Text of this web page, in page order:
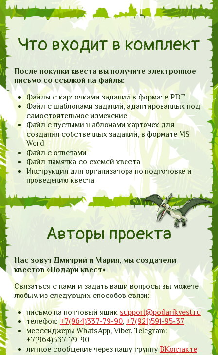
Что входит в комплект
После покупки квеста вы получите электронное
письмо со ссылкой на файлы:
Файлы с карточками заданий в формате PDF
Файл с шаблонами заданий, адаптированных под
самостоятельное изменение
Файл с пустыми шаблонами карточек для
создания собственных заданий, в формате MS
Word
Файл с ответами
Файл-памятка со схемой квеста
Инструкция для организатора по подготовке и
проведению квеста
Авторы проекта
Нас зовут Дмитрий и Мария, мы создатели
квестов «Подари квест»
Связаться с нами и задать ваши вопросы вы можете
любым из следующих способов связи:
письмо на почтовый ящик support@podarikvest.ru
телефон:+7(964)337-79-90, +7(921)591-95-37
мессенджеры WhatsApp, Viber, Telegram:
+7(964)337-79-90
личное сообщение через нашу группу ВКонтакте